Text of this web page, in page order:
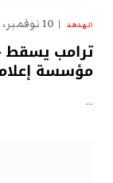
الهدهد 10 نوفمبر، 2025
ترامب
مؤسسة
…